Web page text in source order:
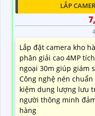
LẮP
Lắp đặt camera kho
phân giải cao 4MP
ngoại 30m giúp giám
Công nghệ nén
kiệm dung lượng lưu
người thông minh
hàng